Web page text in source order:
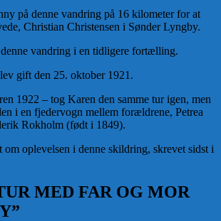
på denne vandring på 16 kilometer for at
Christian Christensen i Sønder Lyngby.
vandring i en tidligere fortælling.
gift den 25. oktober 1921.
1922 – tog Karen den samme tur igen, men
i en fjedervogn mellem forældrene, Petrea
Rokholm (født i 1849).
oplevelsen i denne skildring, skrevet sidst i
MED FAR OG MOR